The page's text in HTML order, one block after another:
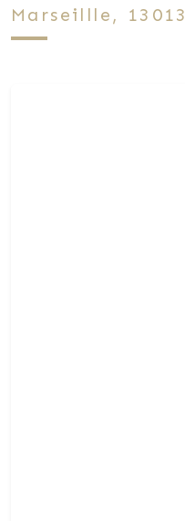
Marseillle, 13013